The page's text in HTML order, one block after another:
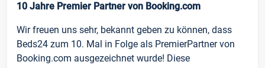
10 Jahre Premier Partner von Booking.com
Wir freuen uns sehr, bekannt geben zu können, dass
Beds24 zum 10. Mal in Folge als PremierPartner von
Booking.com ausgezeichnet wurde! Diese